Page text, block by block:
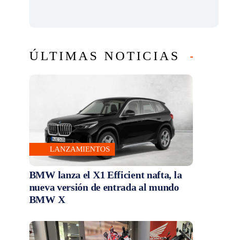
ÚLTIMAS NOTICIAS
LANZAMIENTOS
BMW lanza el X1 Efficient nafta, la
nueva versión de entrada al mundo
BMW X